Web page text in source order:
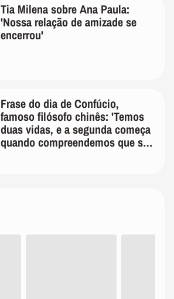
Tia Milena sobre Ana Paula:
'Nossa relação de amizade se
encerrou'
Frase do dia de Confúcio,
famoso filósofo chinês: 'Temos
duas vidas, e a segunda começa
quando compreendemos que só